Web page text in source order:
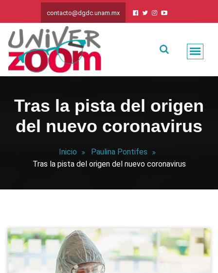
contacto@dgdc.unam.mx
Tras la pista del origen
del nuevo coronavirus
Inicio
Paulina Pontifes
Tras la pista del origen del nuevo coronavirus